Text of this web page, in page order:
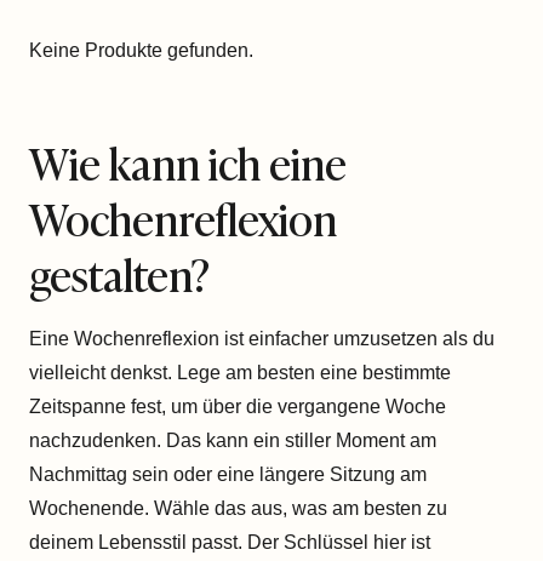
Keine Produkte gefunden.
Wie kann ich eine
Wochenreflexion
gestalten?
Eine Wochenreflexion ist einfacher umzusetzen als du
vielleicht denkst. Lege am besten eine bestimmte
Zeitspanne fest, um über die vergangene Woche
nachzudenken. Das kann ein stiller Moment am
Nachmittag sein oder eine längere Sitzung am
Wochenende. Wähle das aus, was am besten zu
deinem Lebensstil passt. Der Schlüssel hier ist